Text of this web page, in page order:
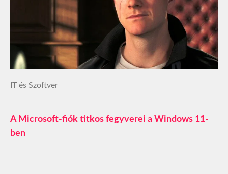
IT és Szoftver
A Microsoft-fiók titkos fegyverei a Windows 11-
ben